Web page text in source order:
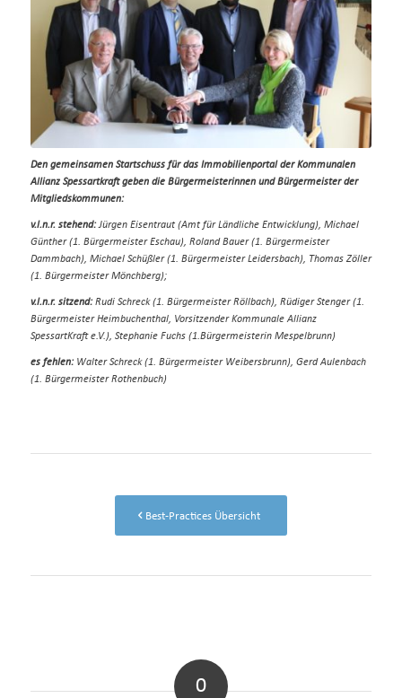
Den gemeinsamen Startschuss für das Immobilienportal der Kommunalen
Allianz Spessartkraft geben die Bürgermeisterinnen und Bürgermeister der
Mitgliedskommunen:
v.l.n.r. stehend:Jürgen Eisentraut (Amt für Ländliche Entwicklung), Michael
Günther (1. Bürgermeister Eschau), Roland Bauer (1. Bürgermeister
Dammbach), Michael Schüßler (1. Bürgermeister Leidersbach), Thomas Zöller
(1. Bürgermeister Mönchberg);
v.l.n.r. sitzend:Rudi Schreck (1. Bürgermeister Röllbach), Rüdiger Stenger (1.
Bürgermeister Heimbuchenthal, Vorsitzender Kommunale Allianz
SpessartKraft e.V.), Stephanie Fuchs (1.Bürgermeisterin Mespelbrunn)
es fehlen:Walter Schreck (1. Bürgermeister Weibersbrunn), Gerd Aulenbach
(1. Bürgermeister Rothenbuch)
Best-Practices Übersicht
0